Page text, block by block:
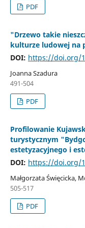
PDF
"Drzewo takie
kulturze ludowej na
DOI: https://doi.org/
Joanna Szadura
491-504
PDF
Profilowanie
turystycznym
estetyzacyjnego i
DOI: https://doi.org/
Małgorzata Święcicka,
505-517
PDF